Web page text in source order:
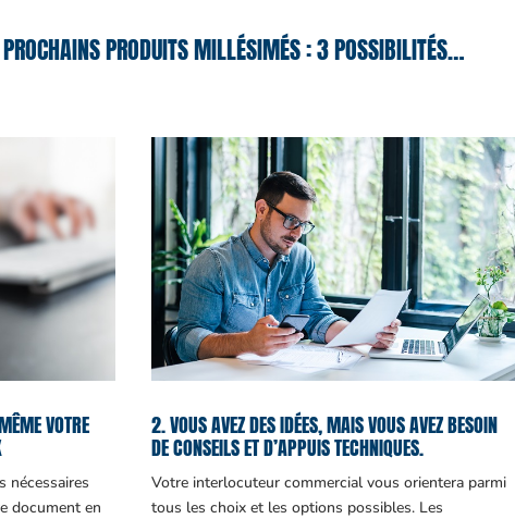
PROCHAINS PRODUITS MILLÉSIMÉS : 3 POSSIBILITÉS…
VOTRE
nécessaires
document en
2. VOUS AVEZ DES IDÉES, MAIS VOUS AVEZ BESOIN
DE CONSEILS ET D’APPUIS TECHNIQUES.
Votre interlocuteur commercial vous orientera parmi
tous les choix et les options possibles. Les